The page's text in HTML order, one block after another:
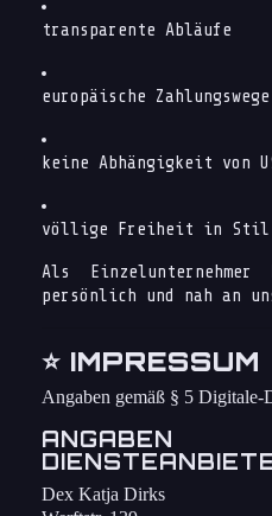
transparente Abläufe
europäische Zahlungswege
keine Abhängigkeit von
völlige Freiheit in Stil
Als
persönlich und nah an
⭐ IMPRESSUM
Angaben gemäß § 5 Digitale-
Dex Katja Dirks